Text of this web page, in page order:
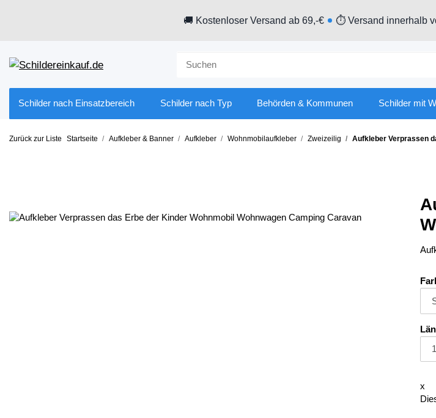
🚚 Kostenloser Versand ab 69,-€ ⏱ Versand innerhalb
Schilder nach Einsatzbereich Schilder nach Typ Behörden & Kommunen Schilder mit
Zurück zur Liste Startseite Aufkleber & Banner Aufkleber Wohnmobilaufkleber Zweizeilig Aufkleber Verprassen
x